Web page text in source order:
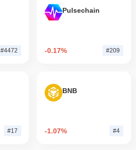
#4472
Pulsechain
-0.17% #209
#17
BNB
-1.07% #4